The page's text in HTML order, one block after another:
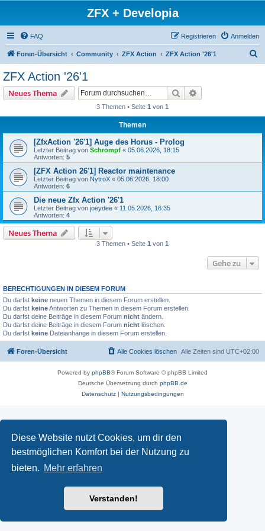
Diese Website nutzt Cookies, um dir den
bestmöglichen Komfort bei der Nutzung zu
bieten. Mehr erfahren
Verstanden!
ZFX + Developia
FAQ Anmelden
Registrieren
Foren-Übersicht Community ZFX Action ZFX Action '26'1
ZFX Action '26'1
Neues Thema Suche
3 Themen • Seite 1 von 1
Themen
[ZfxAction '26'1] Auge des Horus - Prolog
Letzter Beitrag von Schrompf « 05.06.2026, 18:15
Antworten: 5
[ZFX Action 26'1] Reactor maintenance
Letzter Beitrag von NytroX « 05.06.2026, 18:00
Antworten: 6
Die neue Zfx Action '26'1
Letzter Beitrag von joeydee « 11.05.2026, 16:35
Antworten: 4
Neues Thema
3 Themen • Seite 1 von 1
Gehe zu
BERECHTIGUNGEN IN DIESEM FORUM
Du darfst keine neuen Themen in diesem Forum erstellen.
Du darfst keineAntworten zu Themen in diesem Forum erstellen.
Du darfst deine Beiträge in diesem Forum nicht ändern.
Du darfst deine Beiträge in diesem Forum nicht löschen.
Du darfst keine Dateianhänge in diesem Forum erstellen.
Foren-Übersicht Alle Zeiten sind UTC+02:00
Alle Cookies löschen
Powered by phpBB® Forum Software © phpBB Limited
Deutsche Übersetzung durch phpBB.de
Datenschutz| Nutzungsbedingungen